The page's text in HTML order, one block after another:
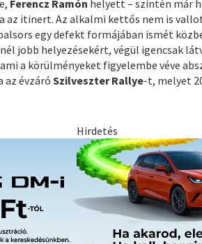
Ferencz Ramón helyett – szintén már
az itinert. Az alkalmi kettős nem is
egy defekt formájában ismét
jobb helyezésekért, végül igencsak
a körülményeket figyelembe véve
az évzáróSzilveszter Rallye-t, melyet
Hirdetés